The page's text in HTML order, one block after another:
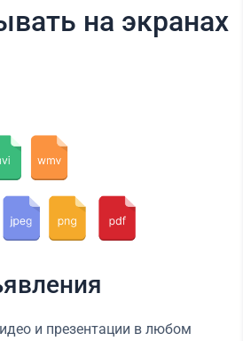
на экранах
и презентации в любом